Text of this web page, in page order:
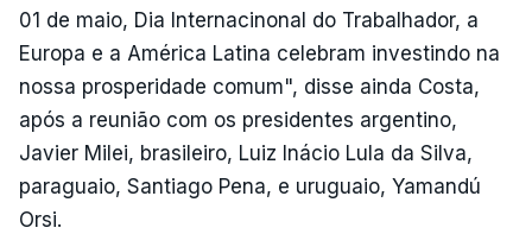
01 de maio, Dia Internacinonal do Trabalhador, a
Europa e a América Latina celebram investindo na
nossa prosperidade comum", disse ainda Costa,
após a reunião com os presidentes argentino,
Javier Milei, brasileiro, Luiz Inácio Lula da Silva,
paraguaio, Santiago Pena, e uruguaio, Yamandú
Orsi.